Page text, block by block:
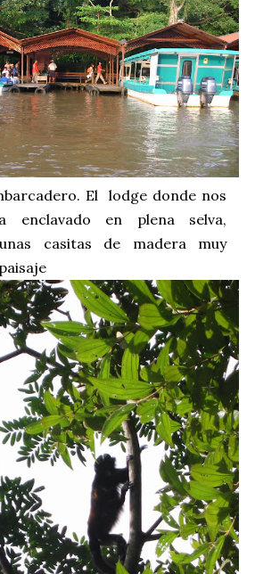
El lodge donde nos
enclavado en plena selva,
casitas de madera muy